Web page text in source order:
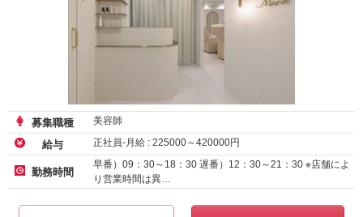
募集職種 美容師
給与 正社員-月給 : 225000～420000円
勤務時間
早番）09：30～18：30 遅番）12：30～21：30 ※店舗によ
り営業時間は異…